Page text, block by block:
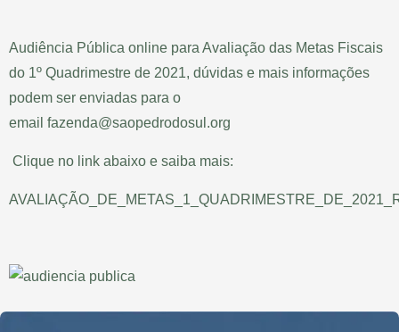
Audiência Pública online para Avaliação das Metas Fiscais
do 1º Quadrimestre de 2021, dúvidas e mais informações
podem ser enviadas para o
email fazenda@saopedrodosul.org
Clique no link abaixo e saiba mais: